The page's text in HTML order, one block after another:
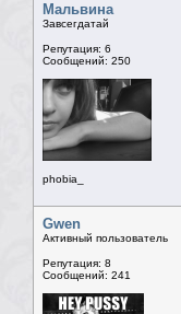
Мальвина
Завсегдатай
Репутация: 6
Сообщений: 250
phobia_
Gwen
Активный пользователь
Репутация: 8
Сообщений: 241